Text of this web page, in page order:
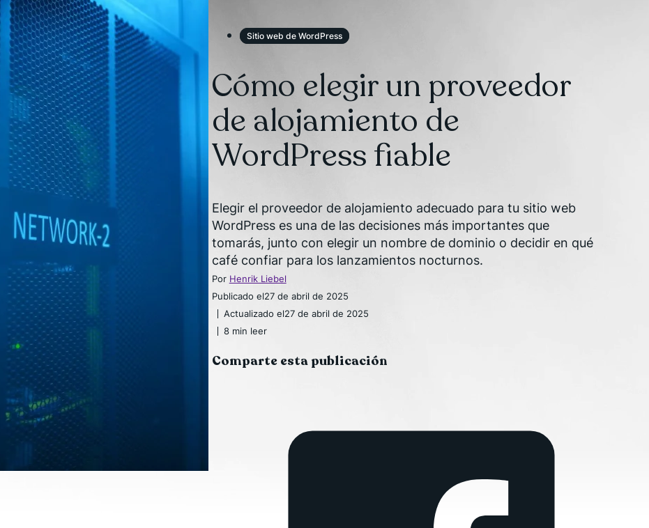
Sitio web de WordPress
Cómo elegir un proveedor
de alojamiento de
WordPress fiable
Elegir el proveedor de alojamiento adecuado para tu sitio web
WordPress es una de las decisiones más importantes que
tomarás, junto con elegir un nombre de dominio o decidir en qué
café confiar para los lanzamientos nocturnos.
Por Henrik Liebel
Publicado el27 de abril de 2025
Actualizado el27 de abril de 2025
8 min leer
Comparte esta publicación